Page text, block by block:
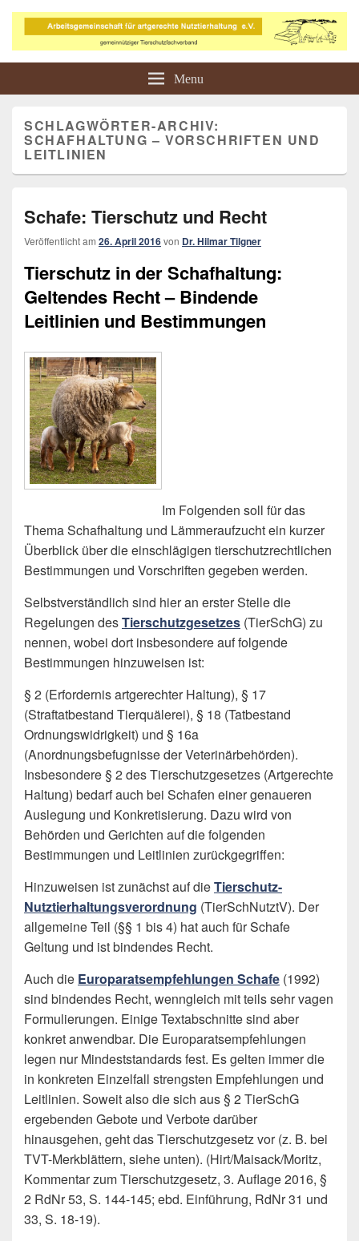
Arbeitsgemeinschaft für
artgerechte Nutztierhaltung e.V.
Menu
SCHLAGWÖRTER-ARCHIV:
SCHAFHALTUNG – VORSCHRIFTEN UND
LEITLINIEN
Schafe: Tierschutz und Recht
Veröffentlicht am 26. April 2016von Dr. Hilmar Tilgner
Tierschutz in der Schafhaltung:
Geltendes Recht – Bindende
Leitlinien und Bestimmungen
Im Folgenden soll für das
Thema Schafhaltung und Lämmeraufzucht ein kurzer
Überblick über die einschlägigen tierschutzrechtlichen
Bestimmungen und Vorschriften gegeben werden.
Selbstverständlich sind hier an erster Stelle die
Regelungen desTierschutzgesetzes (TierSchG) zu
nennen, wobei dort insbesondere auf folgende
Bestimmungen hinzuweisen ist:
§ 2 (Erfordernis artgerechter Haltung), § 17
(Straftatbestand Tierquälerei), § 18 (Tatbestand
Ordnungswidrigkeit) und § 16a
(Anordnungsbefugnisse der Veterinärbehörden).
Insbesondere § 2 des Tierschutzgesetzes (Artgerechte
Haltung) bedarf auch bei Schafen einer genaueren
Auslegung und Konkretisierung. Dazu wird von
Behörden und Gerichten auf die folgenden
Bestimmungen und Leitlinien zurückgegriffen:
Hinzuweisen ist zunächst auf dieTierschutz-
Nutztierhaltungsverordnung (TierSchNutztV). Der
allgemeine Teil (§§ 1 bis 4) hat auch für Schafe
Geltung und ist bindendes Recht.
Auch die Europaratsempfehlungen Schafe (1992)
sind bindendes Recht, wenngleich mit teils sehr vagen
Formulierungen. Einige Textabschnitte sind aber
konkret anwendbar. Die Europaratsempfehlungen
legen nur Mindeststandards fest. Es gelten immer die
in konkreten Einzelfall strengsten Empfehlungen und
Leitlinien. Soweit also die sich aus § 2 TierSchG
ergebenden Gebote und Verbote darüber
hinausgehen, geht das Tierschutzgesetz vor (z. B. bei
TVT-Merkblättern, siehe unten). (Hirt/Maisack/Moritz,
Kommentar zum Tierschutzgesetz, 3. Auflage 2016, §
2 RdNr 53, S. 144-145; ebd. Einführung, RdNr 31 und
33, S. 18-19).